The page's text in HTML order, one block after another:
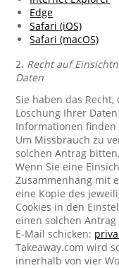
Edge
Safari (iOS)
Safari (macOS)
2. Recht auf
Daten
Sie haben das
Löschung Ihrer
Informationen finden
Um Missbrauch zu
solchen Antrag
Wenn Sie eine
Zusammenhang mit
eine Kopie des
Cookies in den
einen solchen
E-Mail schicken:
Takeaway.com wird
innerhalb von vier